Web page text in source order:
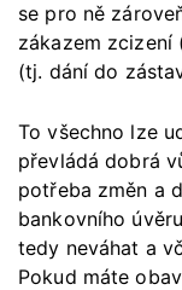
se pro ně
zákazem
(tj. dání do
To všechno lze
převládá dobrá
potřeba změn a
bankovního
tedy neváhat a
Pokud máte